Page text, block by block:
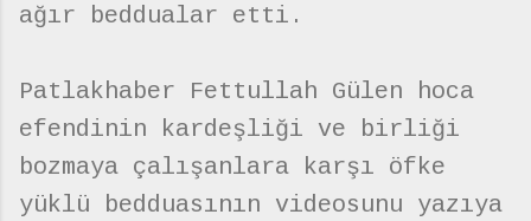
ağır beddualar etti.
Patlakhaber Fettullah Gülen hoca
efendinin kardeşliği ve birliği
bozmaya çalışanlara karşı öfke
yüklü bedduasının videosunu yazıya